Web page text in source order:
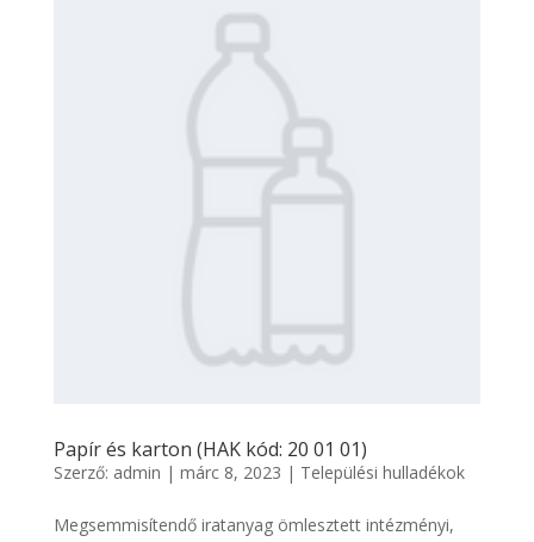
Papír és karton (HAK kód: 20 01 01)
Szerző: admin | márc 8, 2023 | Települési hulladékok
Megsemmisítendő iratanyag ömlesztett intézményi,